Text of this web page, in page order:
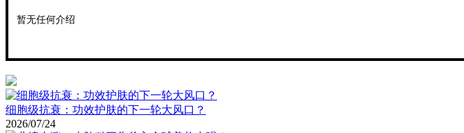
暂无任何介绍
细胞级抗衰：功效护肤的下一轮大风口？
2026/07/24